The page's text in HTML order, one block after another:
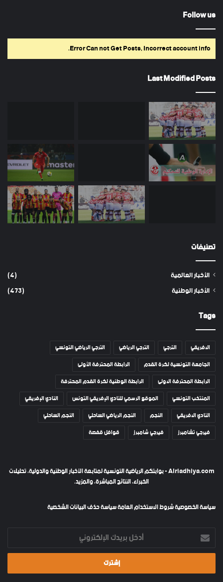
Follow us
Error Can not Get Posts, Incorrect account info.
Last Modified Posts
تصنيفات
الأخبار العالمية
(4)
الأخبار الوطنية
(473)
Tags
الافريقي الترجي الترجي الرياضي
الترجي الرياضي التونسي
الجامعة التونسية لكرة القدم
الرابطة المحترفة الأولى
الرابطة المحترفة الاولى
الرابطة الوطنية لكرة القدم المحترفة
المنتخب التونسي
الموقع الرسمي للنادي الإفريقي التونس
النادي الإفريقي
النادي الافريقي
النجم النجم الرياضي الساحلي
النجم الساحلي
فيرجي تشامبرز
فيرجي شامبرز قوافل قفصة
Alriadhiya.com - بوابتكم الرياضية التونسية لمتابعة الأخبار الوطنية والدولية، تحليلات
الخبراء، النتائج المباشرة، والمزيد.
سياسة الخصوصيةشروط الاستخدام العامةسياسة حذف البيانات الشخصية
أدخل
بريدك
الإلكتروني